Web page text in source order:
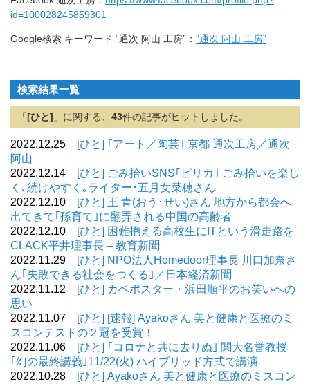
id=100028245859301
Google検索 キーワード “通次 阿山 工房”： “通次 阿山 工房”
検索結果一覧
「 [ひと] 」に関する、 43件の記事がヒットしました。
2022.12.25
[ひと] ｢アート／陶芸｣ 京都 通次工房／通次
阿山
2022.12.14
[ひと] ごみ拾いSNS｢ピリカ｣ ごみ拾いを楽し
く､続けやすく｡ライター･五月女菜穂さん
2022.12.10
[ひと] 王 青(おう･せい)さん 地方から都会へ
出てきて｢孫育て｣に翻弄される中国の高齢者
2022.12.10
[ひと] 困難抱える高校生にITという滑走路を
CLACK平井理事長 – 教育新聞
2022.11.29
[ひと] NPO法人Homedoor理事長 川口加奈さ
ん｢失敗できる社会をつくる｣／日本経済新聞
2022.11.12
[ひと] カベポスター・浜田順平のお笑いへの
思い
2022.11.07
[ひと] [速報] Ayakoさん 美と健康と医療のミ
スコンテストの２冠を受賞！
2022.11.06
[ひと] ｢コロナと共に去りぬ｣ 関大名誉教授
｢幻の最終講義｣11/22(火) ハイブリッド方式で講演
2022.10.28
[ひと] Ayakoさん 美と健康と医療のミスコン